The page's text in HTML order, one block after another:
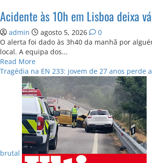
Acidente às 10h em Lisboa deixa
admin agosto 5, 2026
0
O alerta foi dado às 3h40 da manhã por
local. A equipa dos...
Read MoreRead
more
about
Acidente
às
10h
em
Lisboa
deixa
vários
mortos
Tragédia na EN 233: jovem de 27 anos perde
brutal